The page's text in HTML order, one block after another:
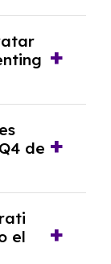
empresa
y, en
un pago
de
con
el